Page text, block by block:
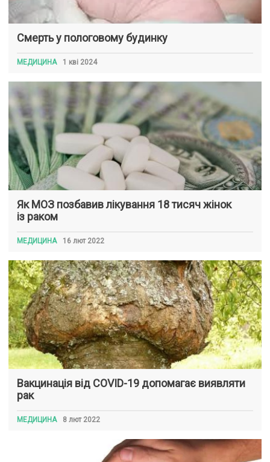
Смерть у пологовому будинку
МЕДИЦИНА 1 кві 2024
Як МОЗ позбавив лікування 18 тисяч жінок
із раком
МЕДИЦИНА 16 лют 2022
Вакцинація від COVID-19 допомагає виявляти
рак
МЕДИЦИНА 8 лют 2022